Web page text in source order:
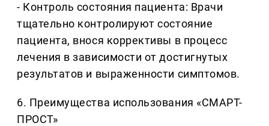
- Контроль состояния пациента: Врачи
тщательно контролируют состояние
пациента, внося коррективы в процесс
лечения в зависимости от достигнутых
результатов и выраженности симптомов.
6. Преимущества использования «СМАРТ-
ПРОСТ»